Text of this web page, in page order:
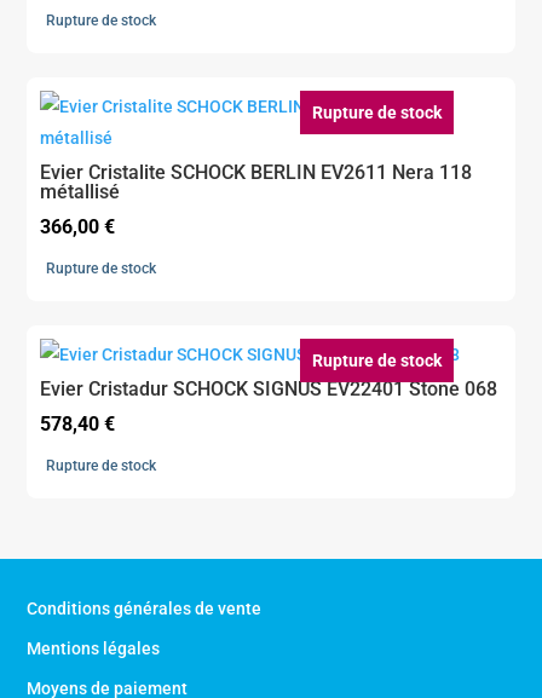
Rupture de stock
Rupture de stock
Evier Cristalite SCHOCK BERLIN EV2611 Nera 118
métallisé
366,00€
Rupture de stock
Rupture de stock
Evier Cristadur SCHOCK SIGNUS EV22401 Stone 068
578,40€
Rupture de stock
Conditions générales de vente
Mentions légales
Moyens de paiement